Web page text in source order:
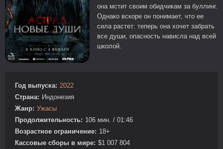
она мстит своим обидчикам за буллинг.
Однако вскоре он понимает, что ее
сила растет: теперь она хочет забрать
все души, опасность нависла над всей
школой.
Год выпуска: 2022
Страна: Индонезия
Жанр: Ужасы
Продолжительность: 106 мин. / 01:46
Возрастное ограничение: 18+
Кассовые сборы в мире: $1 007 804